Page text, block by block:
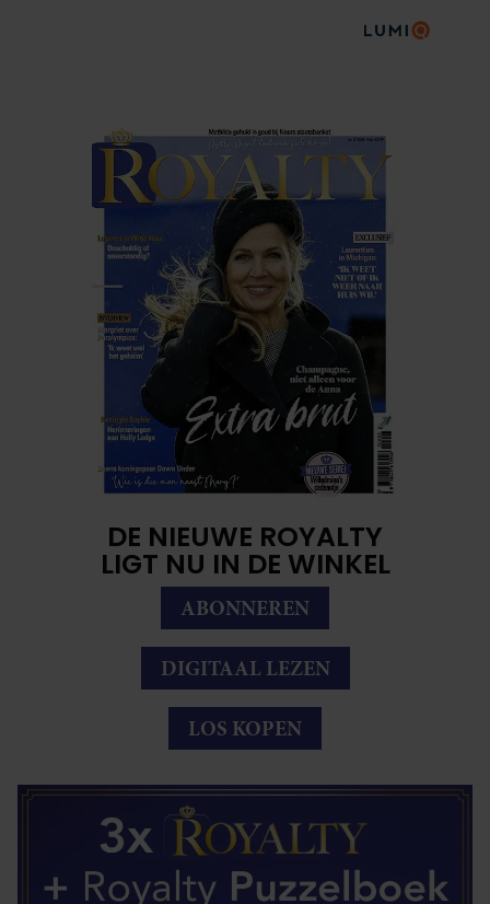
DE NIEUWE ROYALTY
LIGT NU IN DE WINKEL
ABONNEREN
DIGITAAL LEZEN
LOS KOPEN